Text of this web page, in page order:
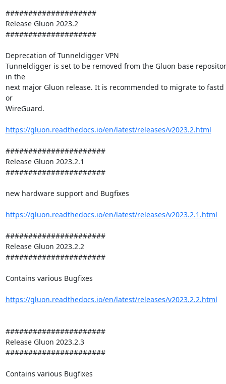
####################
Release Gluon 2023.2
####################
Deprecation of Tunneldigger VPN
Tunneldigger is set to be removed from the Gluon base
in the
next major Gluon release. It is recommended to migrate to fastd
or
WireGuard.
https://gluon.readthedocs.io/en/latest/releases/v2023.2.html
######################
Release Gluon 2023.2.1
######################
new hardware support and Bugfixes
https://gluon.readthedocs.io/en/latest/releases/v2023.2.1.html
######################
Release Gluon 2023.2.2
######################
Contains various Bugfixes
https://gluon.readthedocs.io/en/latest/releases/v2023.2.2.html
######################
Release Gluon 2023.2.3
######################
Contains various Bugfixes